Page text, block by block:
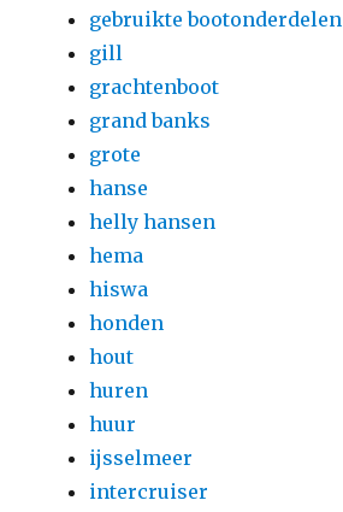
gebruikte bootonderdelen
gill
grachtenboot
grand banks
grote
hanse
helly hansen
hema
hiswa
honden
hout
huren
huur
ijsselmeer
intercruiser